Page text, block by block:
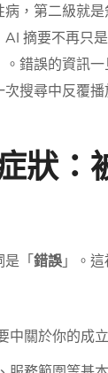
，第二級就
摘要不再只
錯誤的資訊
搜尋中反覆
狀：
是「錯誤」。
中關於你的成